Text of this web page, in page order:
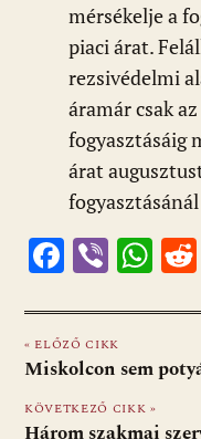
mérsékelje a
piaci árat.
rezsivédelmi
áramár csak
fogyasztásáig
árat
F
e
b
o
Vi
er
W
at
s
A
« ELŐZŐ CIKK
Miskolcon sem
KÖVETKEZŐ CIKK »
Három szakmai